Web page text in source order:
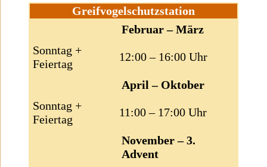
Greifvogelschutzstation
Februar – März
Sonntag +
Feiertag
12:00 – 16:00 Uhr
April – Oktober
Sonntag +
Feiertag
11:00 – 17:00 Uhr
November – 3.
Advent